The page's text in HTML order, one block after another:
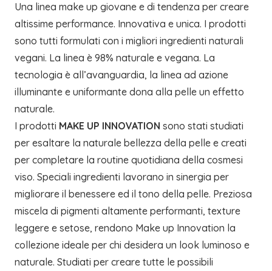
Una linea make up giovane e di tendenza per creare
altissime performance. Innovativa e unica. I prodotti
sono tutti formulati con i migliori ingredienti naturali
vegani. La linea è 98% naturale e vegana. La
tecnologia è all’avanguardia, la linea ad azione
illuminante e uniformante dona alla pelle un effetto
naturale.
I prodotti MAKE UP INNOVATION sono stati studiati
per esaltare la naturale bellezza della pelle e creati
per completare la routine quotidiana della cosmesi
viso. Speciali ingredienti lavorano in sinergia per
migliorare il benessere ed il tono della pelle. Preziosa
miscela di pigmenti altamente performanti, texture
leggere e setose, rendono Make up Innovation la
collezione ideale per chi desidera un look luminoso e
naturale. Studiati per creare tutte le possibili